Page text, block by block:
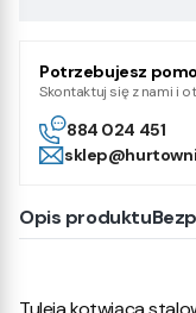
Potrzebujesz
Skontaktuj się z nami i
884 024 451
Opis produktu